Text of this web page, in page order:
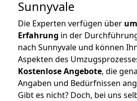
Sunnyvale
Die Experten verfügen über
Erfahrung in der
nach Sunnyvale und können
Aspekten des
Kostenlose Angebote, die
Angaben und Bedürfnissen
Gibt es nicht? Doch, bei uns